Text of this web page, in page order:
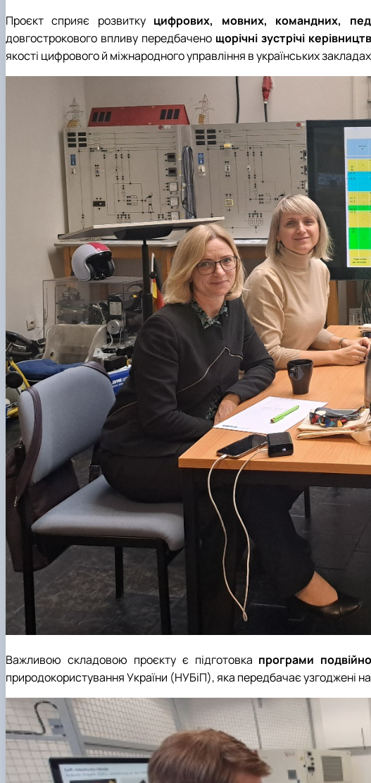
Проєкт сприяє розвитку цифрових, мовних, командних,
довгострокового впливу передбачено щорічні зустрічі
якості цифрового й міжнародного управління в українських
Важливою складовою проєкту є підготовка програми
природокористування України (НУБіП), яка передбачає узгоджені